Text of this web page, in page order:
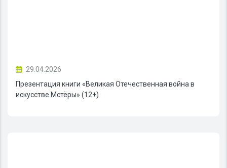
29.04.2026
Презентация книги «Великая Отечественная война в
искусстве Мстёры» (12+)